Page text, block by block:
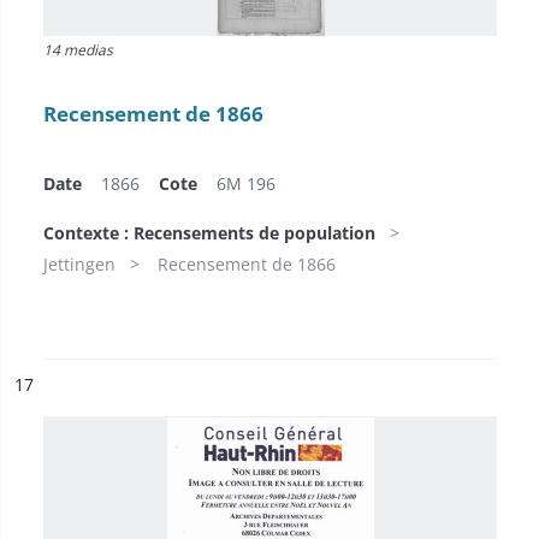
14 medias
Recensement de 1866
Date 1866 Cote 6M 196
Contexte : Recensements de population
Jettingen
Recensement de 1866
n°
17